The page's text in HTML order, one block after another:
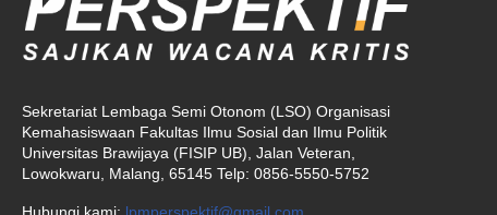
Sekretariat Lembaga Semi Otonom (LSO) Organisasi
Kemahasiswaan Fakultas Ilmu Sosial dan Ilmu Politik
Universitas Brawijaya (FISIP UB), Jalan Veteran,
Lowokwaru, Malang, 65145 Telp: 0856-5550-5752